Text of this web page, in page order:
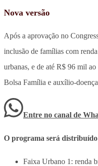
Nova versão
Após a aprovação no
inclusão de famílias com
urbanas, e de até R$ 96 mil
Bolsa Família e auxílio-
Entre no canal de
O programa será distribuído
Faixa Urbano 1: renda